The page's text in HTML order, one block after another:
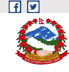
Skip to main content